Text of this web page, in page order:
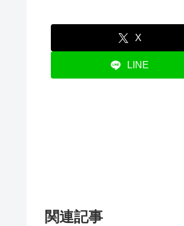
X
LINE
関連記事